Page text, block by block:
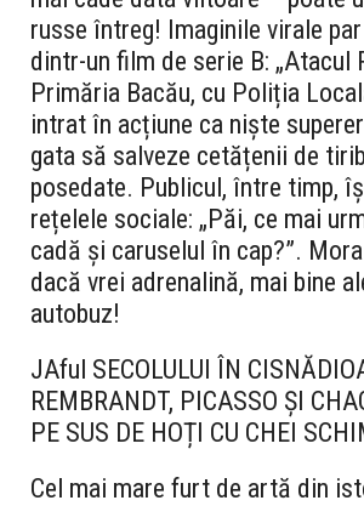
russe întreg! Imaginile virale
dintr-un film de serie B: „Atacul
Primăria Bacău, cu Poliția
intrat în acțiune ca niște
gata să salveze cetățenii de
posedate. Publicul, între timp,
rețelele sociale: „Păi, ce mai
cadă și caruselul în cap?”.
dacă vrei adrenalină, mai bine
autobuz!
JAful SECOLULUI ÎN
REMBRANDT, PICASSO ȘI
PE SUS DE HOȚI CU CHEI
Cel mai mare furt de artă din